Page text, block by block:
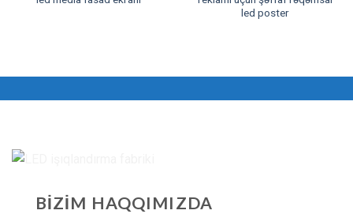
led poster
BİZİM HAQQIMIZDA